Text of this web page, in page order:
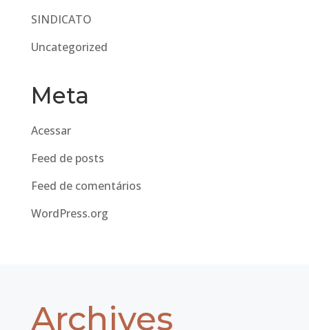
SINDICATO
Uncategorized
Meta
Acessar
Feed de posts
Feed de comentários
WordPress.org
Archives